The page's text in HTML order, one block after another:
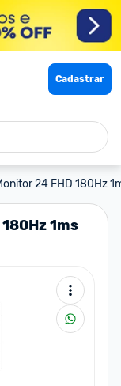
Cadastrar
24 FHD 180Hz
1ms